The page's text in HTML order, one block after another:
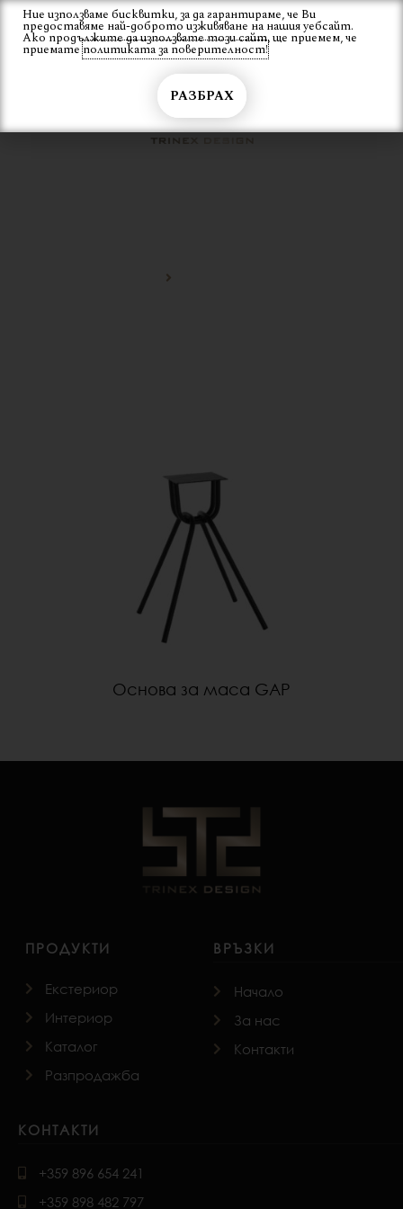
Skip
content
Вход
Основа за маса GAP
ПРОДУКТИ
Екстериор
Интериор
Каталог
Разпродажба
ВРЪЗКИ
Начало
За нас
Контакти
КОНТАКТИ
+359 896 654 241
+359 898 482 797
Ние използваме бисквитки, за да гарантираме, че Ви
предоставяме най-доброто изживяване на нашия уебсайт.
Ако продължите да използвате този сайт, ще приемем, че
приематеполитиката за поверителност!
РАЗБРАХ